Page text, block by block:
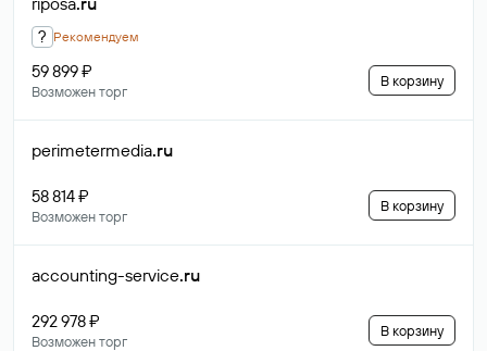
? Рекомендуем
59 899 ₽
Возможен торг
В корзину
perimetermedia.ru
58 814 ₽
Возможен торг
В корзину
accounting-service.ru
292 978 ₽
Возможен торг
В корзину